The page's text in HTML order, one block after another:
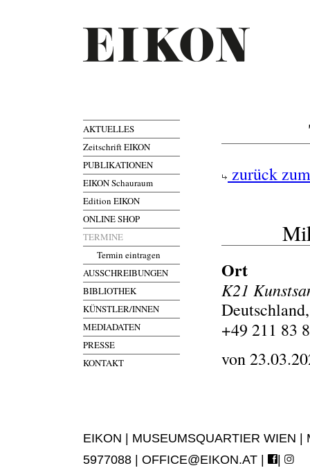
AKTUELLES
Zeitschrift EIKON
PUBLIKATIONEN
EIKON Schauraum
Edition EIKON
ONLINE SHOP
TERMINE
Termin eintragen
AUSSCHREIBUNGEN
BIBLIOTHEK
KÜNSTLER/INNEN
MEDIADATEN
PRESSE
KONTAKT
zurück
Ort
K21
+49 211 83
von
EIKON | MUSEUMSQUARTIER WIEN
5977088 | OFFICE@EIKON.AT | |